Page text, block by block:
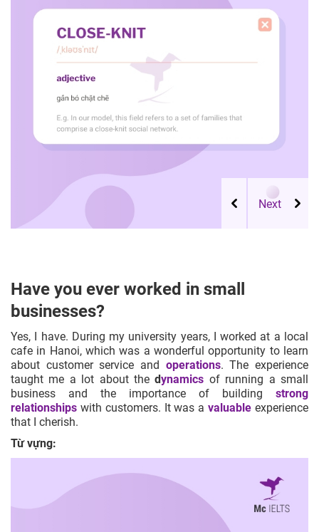
Have you ever worked in small
businesses?
Yes, I have. During my university years, I worked at a local
cafe in Hanoi, which was a wonderful opportunity to learn
about customer service and operations. The experience
taught me a lot about thedynamics of running a small
business and the importance of building strong
relationships with customers. It was avaluable experience
that I cherish.
Từ vựng: